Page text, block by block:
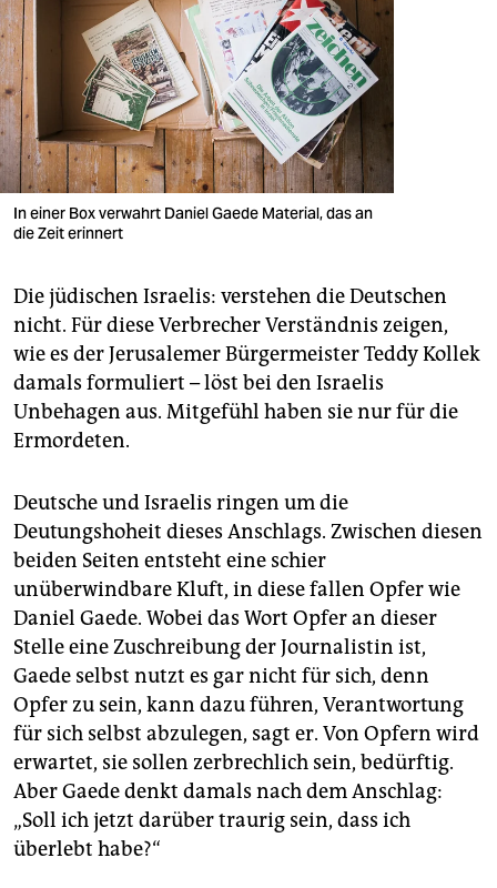
In einer Box verwahrt Daniel Gaede Material, das an
die Zeit erinnert
Die jüdischen Israelis: verstehen die Deutschen
nicht. Für diese Verbrecher Verständnis zeigen,
wie es der Jerusalemer Bürgermeister Teddy Kollek
damals formuliert – löst bei den Israelis
Unbehagen aus. Mitgefühl haben sie nur für die
Ermordeten.
Deutsche und Israelis ringen um die
Deutungshoheit dieses Anschlags. Zwischen diesen
beiden Seiten entsteht eine schier
unüberwindbare Kluft, in diese fallen Opfer wie
Daniel Gaede. Wobei das Wort Opfer an dieser
Stelle eine Zuschreibung der Journalistin ist,
Gaede selbst nutzt es gar nicht für sich, denn
Opfer zu sein, kann dazu führen, Verantwortung
für sich selbst abzulegen, sagt er. Von Opfern wird
erwartet, sie sollen zerbrechlich sein, bedürftig.
Aber Gaede denkt damals nach dem Anschlag:
„Soll ich jetzt darüber traurig sein, dass ich
überlebt habe?“